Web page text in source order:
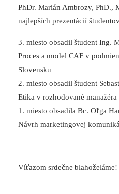
PhDr. Marián Ambrozy, PhD.,
najlepších prezentácií
3. miesto obsadil študent Ing.
Proces a model CAF v
Slovensku
2. miesto obsadil študent
Etika v rozhodované manažéra
1. miesto obsadila Bc. Oľga
Návrh marketingovej
Víťazom srdečne blahoželáme!